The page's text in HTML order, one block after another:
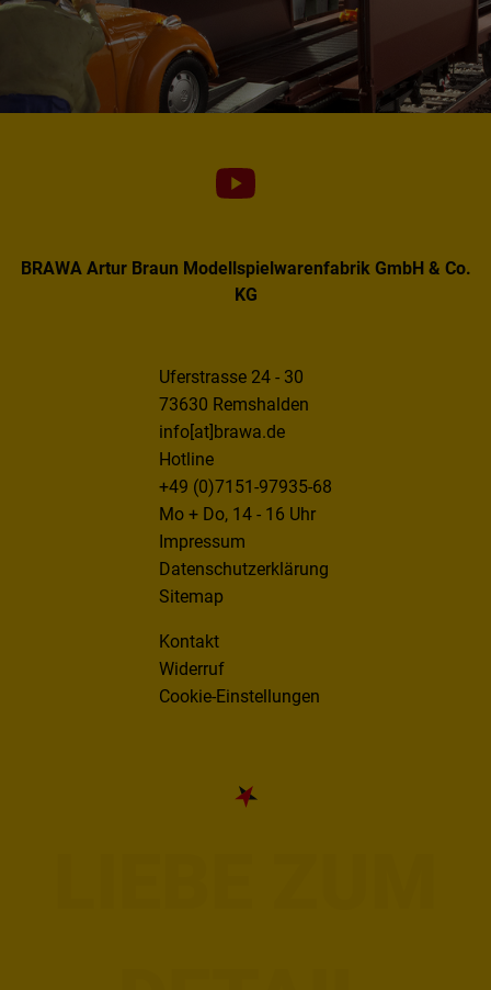
BRAWA Artur Braun Modellspielwarenfabrik GmbH & Co.
KG
Uferstrasse 24 - 30
73630 Remshalden
info[at]brawa.de
Hotline
+49 (0)7151-97935-68
Mo + Do, 14 - 16 Uhr
Impressum
Datenschutzerklärung
Sitemap
Kontakt
Widerruf
Cookie-Einstellungen